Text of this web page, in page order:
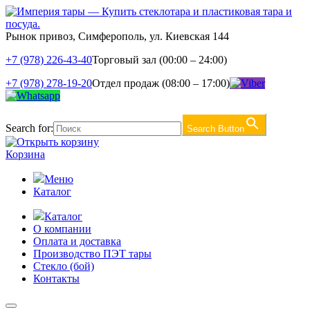
Рынок привоз, Симферополь, ул. Киевская 144
+7 (978) 226-43-40Торговый зал (00:00 – 24:00)
+7 (978) 278-19-20Отдел продаж (08:00 – 17:00)
Search for: Search Button
Корзина
Меню
Каталог
Каталог
О компании
Оплата и доставка
Производство ПЭТ тары
Стекло (бой)
Контакты